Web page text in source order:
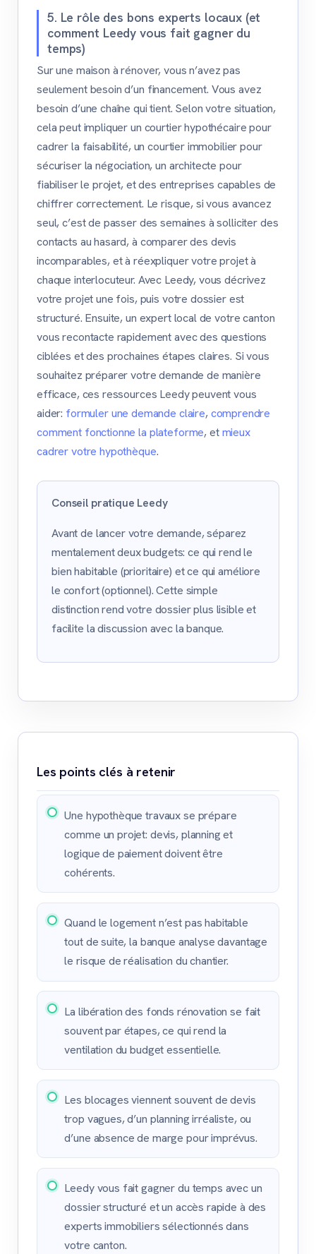
5. Le rôle des bons experts locaux (et
comment Leedy vous fait gagner du
temps)
Sur une maison à rénover, vous n’avez pas
seulement besoin d’un financement. Vous avez
besoin d’une chaîne qui tient. Selon votre situation,
cela peut impliquer un courtier hypothécaire pour
cadrer la faisabilité, un courtier immobilier pour
sécuriser la négociation, un architecte pour
fiabiliser le projet, et des entreprises capables de
chiffrer correctement. Le risque, si vous avancez
seul, c’est de passer des semaines à solliciter des
contacts au hasard, à comparer des devis
incomparables, et à réexpliquer votre projet à
chaque interlocuteur. Avec Leedy, vous décrivez
votre projet une fois, puis votre dossier est
structuré. Ensuite, un expert local de votre canton
vous recontacte rapidement avec des questions
ciblées et des prochaines étapes claires. Si vous
souhaitez préparer votre demande de manière
efficace, ces ressources Leedy peuvent vous
aider: formuler une demande claire,comprendre
comment fonctionne la plateforme, etmieux
cadrer votre hypothèque.
Conseil pratique Leedy
Avant de lancer votre demande, séparez
mentalement deux budgets: ce qui rend le
bien habitable (prioritaire) et ce qui améliore
le confort (optionnel). Cette simple
distinction rend votre dossier plus lisible et
facilite la discussion avec la banque.
Les points clés à retenir
Une hypothèque travaux se prépare
comme un projet: devis, planning et
logique de paiement doivent être
cohérents.
Quand le logement n’est pas habitable
tout de suite, la banque analyse davantage
le risque de réalisation du chantier.
La libération des fonds rénovation se fait
souvent par étapes, ce qui rend la
ventilation du budget essentielle.
Les blocages viennent souvent de devis
trop vagues, d’un planning irréaliste, ou
d’une absence de marge pour imprévus.
Leedy vous fait gagner du temps avec un
dossier structuré et un accès rapide à des
experts immobiliers sélectionnés dans
votre canton.